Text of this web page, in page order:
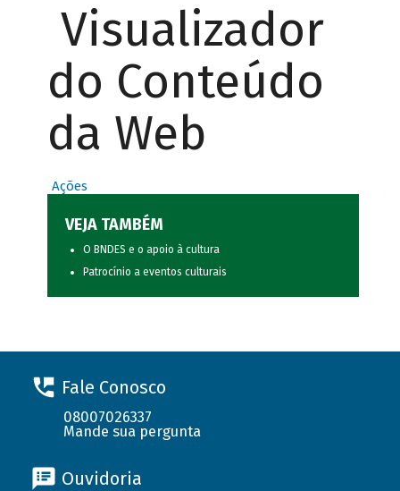
Visualizador
do Conteúdo
da Web
Ações
VEJA TAMBÉM
O BNDES e o apoio à cultura
Patrocínio a eventos culturais
Fale Conosco
08007026337
Mande sua pergunta
Ouvidoria